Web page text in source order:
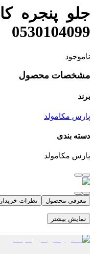
جلو پنجره
0530104099
ناموجود
مشخصات محصول
برند
پارس مکامولد
دسته بندی
پارس مکامولد
معرفی محصول نظرات
نمایش بیشتر